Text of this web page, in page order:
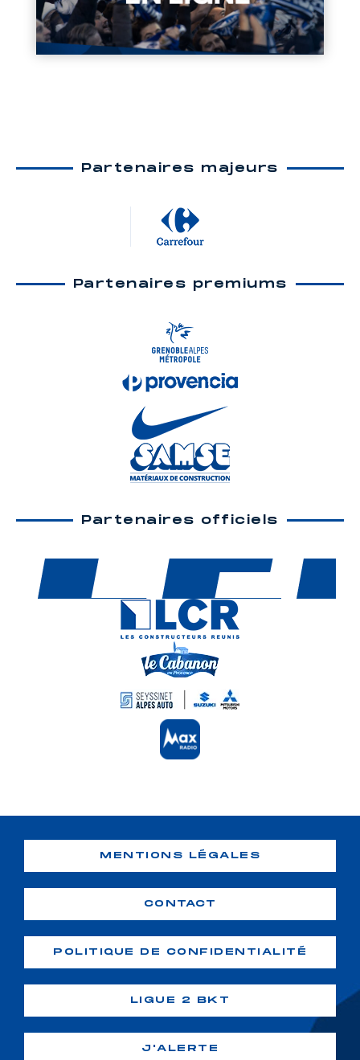
Partenaires majeurs
Partenaires premiums
Partenaires officiels
MENTIONS LÉGALES
CONTACT
POLITIQUE DE CONFIDENTIALITÉ
LIGUE 2 BKT
J'ALERTE